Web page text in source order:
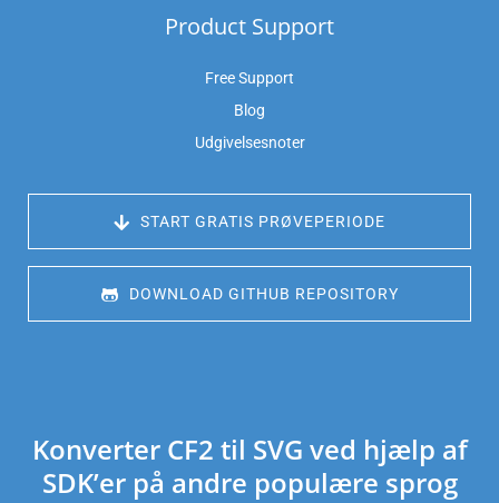
Product Support
Free Support
Blog
Udgivelsesnoter
START GRATIS PRØVEPERIODE
DOWNLOAD GITHUB REPOSITORY
Konverter CF2 til SVG ved hjælp af
SDK’er på andre populære sprog